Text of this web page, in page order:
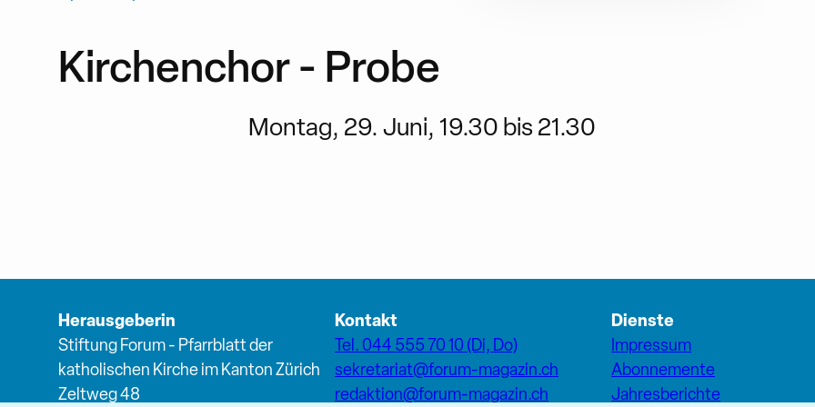
Kirchenchor - Probe
Montag, 29. Juni, 19.30 bis 21.30
Herausgeberin
Stiftung Forum - Pfarrblatt der
katholischen Kirche im Kanton Zürich
Zeltweg 48
Kontakt
Tel. 044 555 70 10 (Di, Do)
sekretariat@forum-magazin.ch
redaktion@forum-magazin.ch
Dienste
Impressum
Abonnemente
Jahresberichte